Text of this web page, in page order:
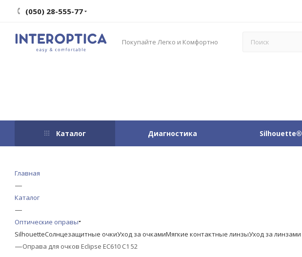
(050) 28-555-77
Покупайте Легко и Комфортно
Каталог Диагностика Silhouette®
Главная
—
Каталог
—
Оптические оправы
SilhouetteСолнцезащитные очкиУход за очкамиМягкие контактные линзыУход за линзами
—Оправа для очков Eclipse EC610 C1 52